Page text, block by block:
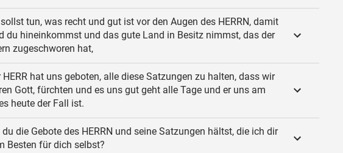
tun, was recht und gut ist vor den Augen des HERRN, damit
du hineinkommst und das gute Land in Besitz nimmst, das der
zugeschworen hat,
HERR hat uns geboten, alle diese Satzungen zu halten, dass wir
Gott, fürchten und es uns gut geht alle Tage und er uns am
heute der Fall ist.
die Gebote des HERRN und seine Satzungen hältst, die ich dir
Besten für dich selbst?